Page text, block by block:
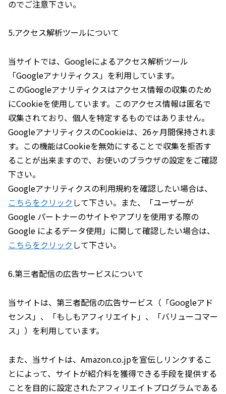
のでご注意下さい。
5.アクセス解析ツールについて
当サイトでは、Googleによるアクセス解析ツール
「Googleアナリティクス」を利用しています。
このGoogleアナリティクスはアクセス情報の収集のため
にCookieを使用しています。このアクセス情報は匿名で
収集されており、個人を特定するものではありません。
GoogleアナリティクスのCookieは、26ヶ月間保持されま
す。この機能はCookieを無効にすることで収集を拒否す
ることが出来ますので、お使いのブラウザの設定をご確認
下さい。
Googleアナリティクスの利用規約を確認したい場合は、
こちらをクリック して下さい。また、「ユーザーが
Google パートナーのサイトやアプリを使用する際の
Google によるデータ使用」に関して確認したい場合は、
こちらをクリック して下さい。
6.第三者配信の広告サービスについて
当サイトは、第三者配信の広告サービス（「Googleアド
センス」、「もしもアフィリエイト」、「バリューコマー
ス」）を利用しています。
また、当サイトは、Amazon.co.jpを宣伝しリンクするこ
とによって、サイトが紹介料を獲得できる手段を提供する
ことを目的に設定されたアフィリエイトプログラムである